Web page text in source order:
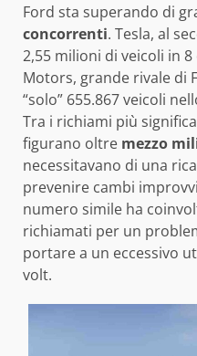
Ford sta superando di
concorrenti. Tesla, al
2,55 milioni di veicoli in
Motors, grande rivale di
“solo” 655.867 veicoli
Tra i richiami più
figurano oltre mezzo
necessitavano di una
prevenire cambi
numero simile ha
richiamati per un
portare a un eccessivo
volt.